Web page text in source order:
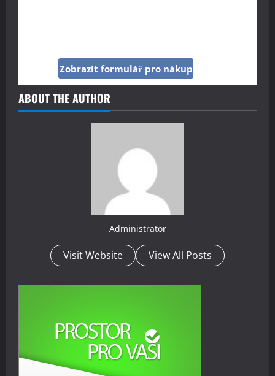
Zobrazit formulář pro nákup
ABOUT THE AUTHOR
Administrator
Visit Website View All Posts